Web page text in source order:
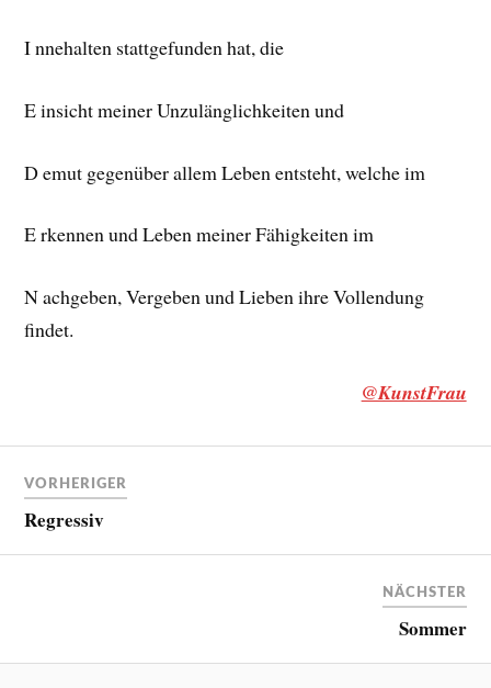
I nnehalten stattgefunden hat, die
E insicht meiner Unzulänglichkeiten und
D emut gegenüber allem Leben entsteht, welche im
E rkennen und Leben meiner Fähigkeiten im
N achgeben, Vergeben und Lieben ihre Vollendung
findet.
@KunstFrau
VORHERIGER
Regressiv
NÄCHSTER
Sommer